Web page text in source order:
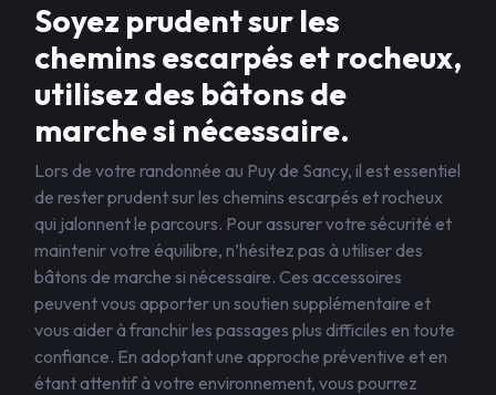
Soyez prudent sur les
chemins escarpés et rocheux,
utilisez des bâtons de
marche si nécessaire.
Lors de votre randonnée au Puy de Sancy, il est essentiel
de rester prudent sur les chemins escarpés et rocheux
qui jalonnent le parcours. Pour assurer votre sécurité et
maintenir votre équilibre, n’hésitez pas à utiliser des
bâtons de marche si nécessaire. Ces accessoires
peuvent vous apporter un soutien supplémentaire et
vous aider à franchir les passages plus difficiles en toute
confiance. En adoptant une approche préventive et en
étant attentif à votre environnement, vous pourrez